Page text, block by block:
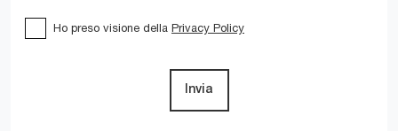
Ho preso visione della Privacy Policy
Invia